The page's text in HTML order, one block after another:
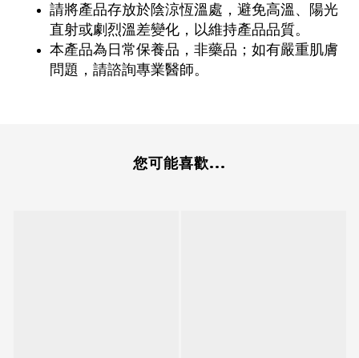
請將產品存放於陰涼恆溫處，避免高溫、陽光
直射或劇烈溫差變化，以維持產品品質。
本產品為日常保養品，非藥品；如有嚴重肌膚
問題，請諮詢專業醫師。
您可能喜歡...